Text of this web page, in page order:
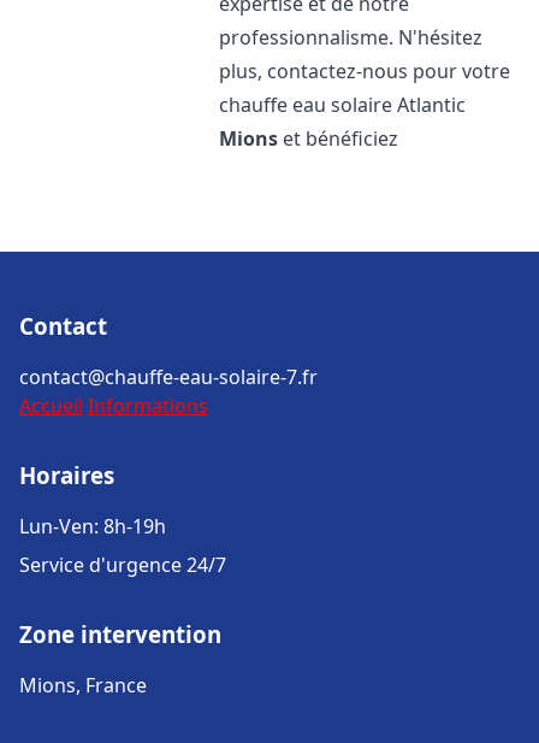
professionnalisme. N'hésitez
plus, contactez-nous pour votre
chauffe eau solaire Atlantic
Mions et bénéficiez
Contact
contact@chauffe-eau-solaire-7.fr
Accueil Informations
Horaires
Lun-Ven: 8h-19h
Service d'urgence 24/7
Zone intervention
Mions, France